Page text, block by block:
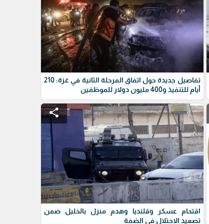
تفاصيل جديدة حول اتفاق المرحلة الثانية في غزة: 210
أيام للتنفيذ و400 مليون دولار للموظفين
share
اقتحام عسكر وقلنديا وهدم منزل بالخليل ضمن
تصعيد الاحتلال في الضفة